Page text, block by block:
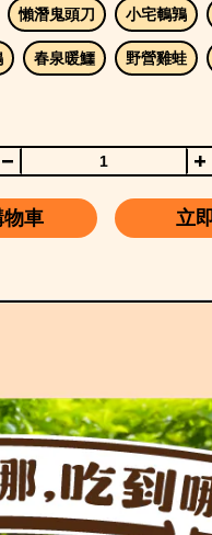
懶潛鬼頭刀 小宅鵪鶉
春泉暖鱷 野營雞蛙
物車 立